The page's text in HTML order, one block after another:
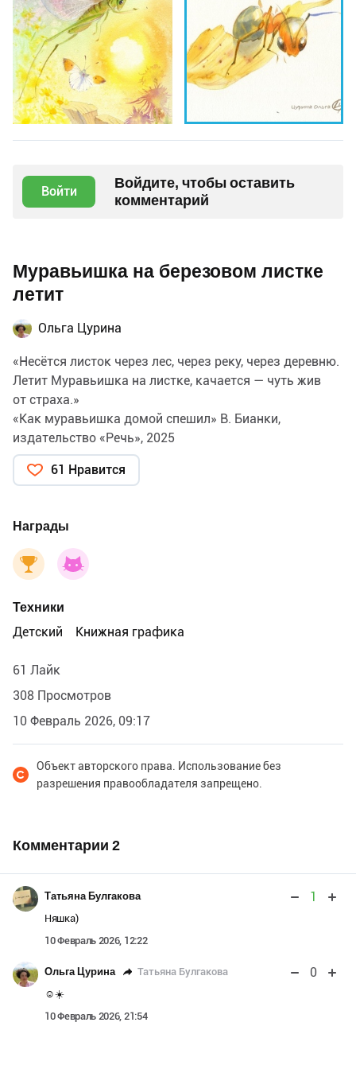
Войти
Войдите, чтобы оставить
комментарий
Муравьишка на березовом листке
летит
Ольга Цурина
«Несётся листок через лес, через реку, через деревню.
Летит Муравьишка на листке, качается — чуть жив
от страха.»
«Как муравьишка домой спешил» В. Бианки,
издательство «Речь», 2025
61 Нравится
Награды
Техники
Детский
Книжная графика
61 Лайк
308 Просмотров
10 Февраль 2026, 09:17
Объект авторского права. Использование без
разрешения правообладателя запрещено.
Комментарии 2
Татьяна Булгакова 1
Няшка)
10 Февраль 2026, 12:22
Ольга Цурина Татьяна Булгакова 0
☺️☀️
10 Февраль 2026, 21:54